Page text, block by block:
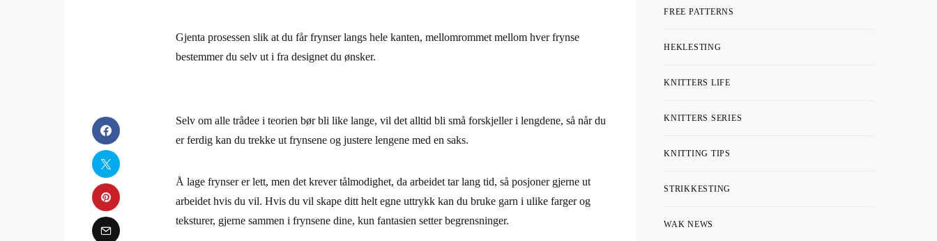
Gjenta prosessen slik at du får frynser langs hele kanten, mellomrommet mellom hver frynse
bestemmer du selv ut i fra designet du ønsker.
Selv om alle trådee i teorien bør bli like lange, vil det alltid bli små forskjeller i lengdene, så når du
er ferdig kan du trekke ut frynsene og justere lengene med en saks.
Å lage frynser er lett, men det krever tålmodighet, da arbeidet tar lang tid, så posjoner gjerne ut
arbeidet hvis du vil. Hvis du vil skape ditt helt egne uttrykk kan du bruke garn i ulike farger og
teksturer, gjerne sammen i frynsene dine, kun fantasien setter begrensninger.
FREE PATTERNS
HEKLESTING
KNITTERS LIFE
KNITTERS SERIES
KNITTING TIPS
STRIKKESTING
WAK NEWS